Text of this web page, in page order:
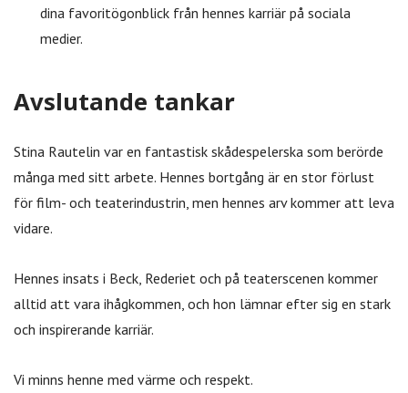
dina favoritögonblick från hennes karriär på sociala
medier.
Avslutande tankar
Stina Rautelin var en fantastisk skådespelerska som berörde
många med sitt arbete. Hennes bortgång är en stor förlust
för film- och teaterindustrin, men hennes arv kommer att leva
vidare.
Hennes insats i Beck, Rederiet och på teaterscenen kommer
alltid att vara ihågkommen, och hon lämnar efter sig en stark
och inspirerande karriär.
Vi minns henne med värme och respekt.